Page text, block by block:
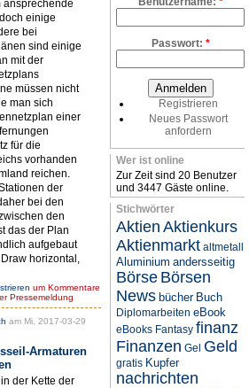
ansprechende
einige
bei
sind einige
mit der
müssen nicht
man sich
einer
für die
vorhanden
reichen.
der
bei den
den
das der Plan
aufgebaut
horizontal,
um Kommentare
Pressemeldung
am Mi, 2017-03-29
Armaturen
der Kette der
Passwort: *
Registrieren
Neues Passwort
anfordern
Wer ist online
Zur Zeit sind 20 Benutzer
und 3447 Gäste online.
Stichwörter
Aktien Aktienkurs
Aktienmarkt altmetall
Aluminium andersseitig
Börse Börsen
News bücher Buch
Diplomarbeiten eBook
eBooks Fantasy finanz
Finanzen Gel Geld
gratis Kupfer
nachrichten